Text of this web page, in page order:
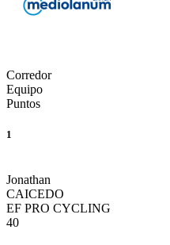
Corredor
Equipo
Puntos
1
Jonathan
CAICEDO
EF PRO CYCLING
40